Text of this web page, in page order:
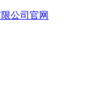
公司官网